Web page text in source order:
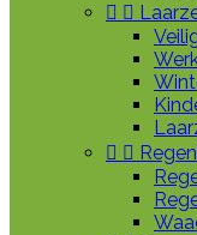
 
 